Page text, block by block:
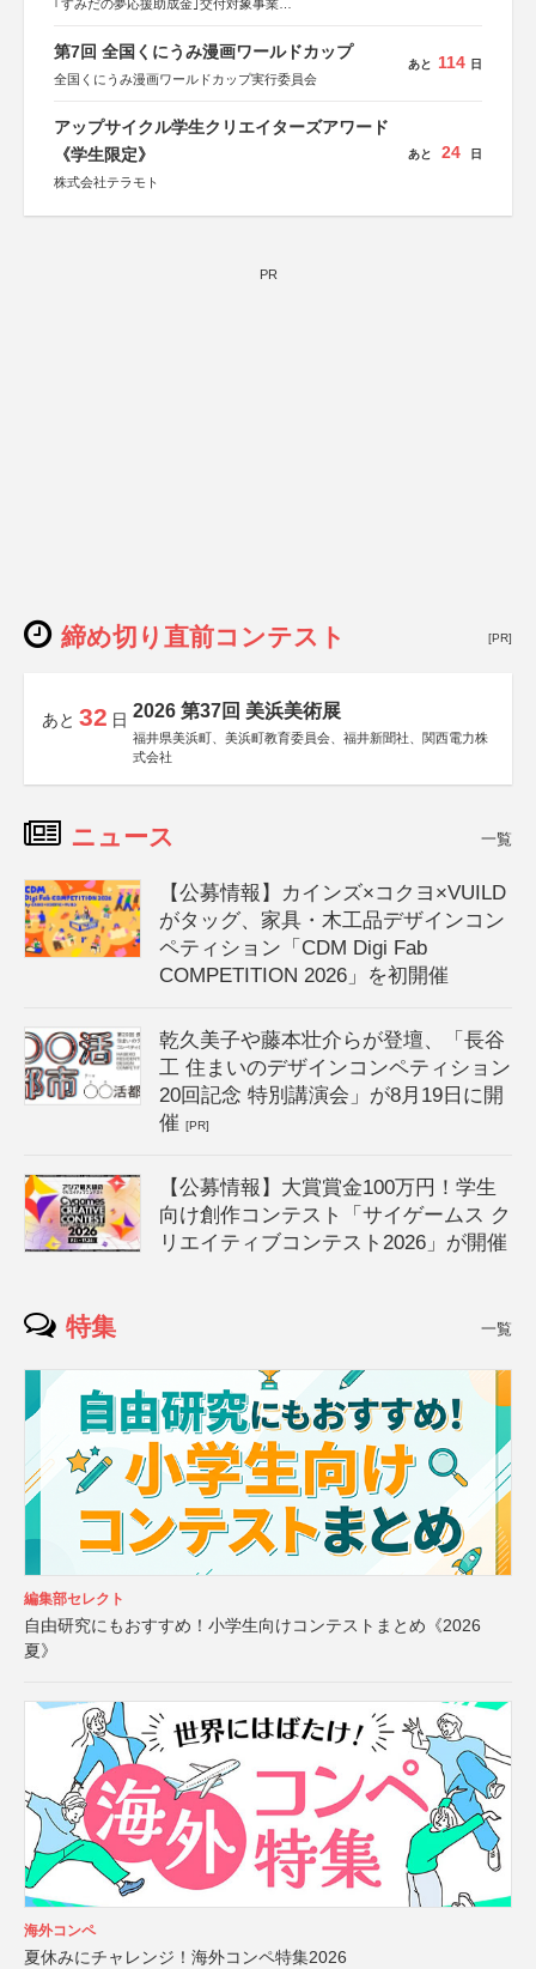
｢すみだの夢応援助成金｣交付対象事業
第7回 全国くにうみ漫画ワールドカップ
全国くにうみ漫画ワールドカップ実行委員会
あと 114 日
アップサイクル学生クリエイターズアワード
《学生限定》
株式会社テラモト
あと 24 日
PR
締め切り直前コンテスト [PR]
あと 32 日 2026 第37回 美浜美術展
福井県美浜町、美浜町教育委員会、福井新聞社、関西電力株
式会社
ニュース 一覧
【公募情報】カインズ×コクヨ×VUILD
がタッグ、家具・木工品デザインコン
ペティション「CDM Digi Fab
COMPETITION 2026」を初開催
乾久美子や藤本壮介らが登壇、「長谷
工 住まいのデザインコンペティション
20回記念 特別講演会」が8月19日に開
催[PR]
【公募情報】大賞賞金100万円！学生
向け創作コンテスト「サイゲームス ク
リエイティブコンテスト2026」が開催
特集 一覧
編集部セレクト
自由研究にもおすすめ！小学生向けコンテストまとめ《2026
夏》
海外コンペ
夏休みにチャレンジ！海外コンペ特集2026